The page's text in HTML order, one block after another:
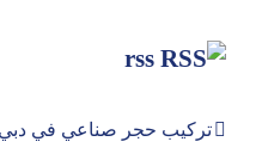
rss
تركيب حجر صناعي في دبي |0544026642| حجر